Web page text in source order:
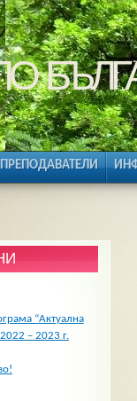
ПРЕПОДАВАТЕЛИ
“Актуална
– 2023 г.